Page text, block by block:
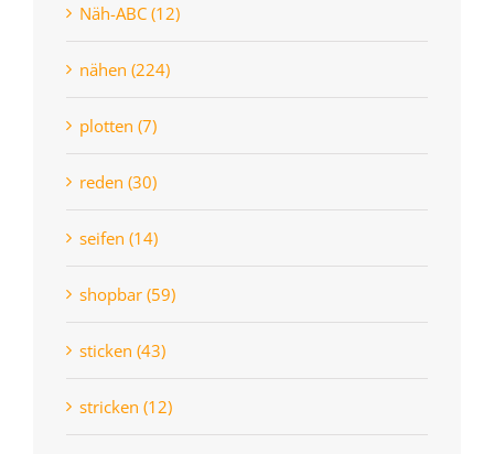
Näh-ABC (12)
nähen (224)
plotten (7)
reden (30)
seifen (14)
shopbar (59)
sticken (43)
stricken (12)